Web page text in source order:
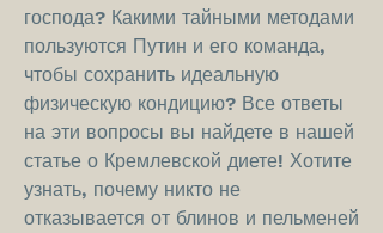
господа? Какими тайными методами
пользуются Путин и его команда,
чтобы сохранить идеальную
физическую кондицию? Все ответы
на эти вопросы вы найдете в нашей
статье о Кремлевской диете! Хотите
узнать, почему никто не
отказывается от блинов и пельменей